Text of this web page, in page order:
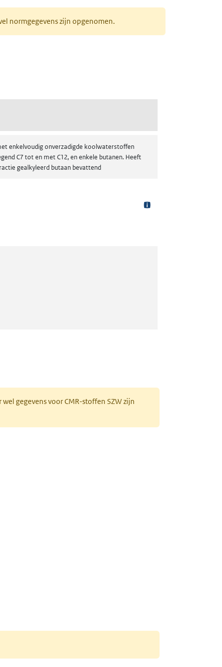
normgegevens zijn opgenomen.
enkelvoudig onverzadigde koolwaterstoffen
C7 tot en met C12, en enkele butanen. Heeft
gealkyleerd butaan bevattend
gegevens voor CMR-stoffen SZW zijn